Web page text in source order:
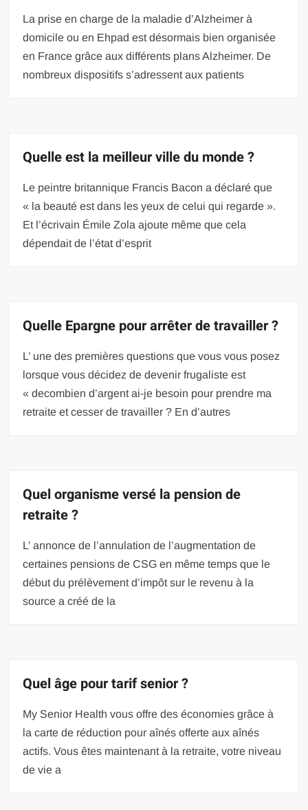
La prise en charge de la maladie d’Alzheimer à
domicile ou en Ehpad est désormais bien organisée
en France grâce aux différents plans Alzheimer. De
nombreux dispositifs s’adressent aux patients
Quelle est la meilleur ville du monde ?
Le peintre britannique Francis Bacon a déclaré que
« la beauté est dans les yeux de celui qui regarde ».
Et l’écrivain Émile Zola ajoute même que cela
dépendait de l’état d’esprit
Quelle Epargne pour arrêter de travailler ?
L’ une des premières questions que vous vous posez
lorsque vous décidez de devenir frugaliste est
« decombien d’argent ai-je besoin pour prendre ma
retraite et cesser de travailler ? En d’autres
Quel organisme versé la pension de
retraite ?
L’ annonce de l’annulation de l’augmentation de
certaines pensions de CSG en même temps que le
début du prélèvement d’impôt sur le revenu à la
source a créé de la
Quel âge pour tarif senior ?
My Senior Health vous offre des économies grâce à
la carte de réduction pour aînés offerte aux aînés
actifs. Vous êtes maintenant à la retraite, votre niveau
de vie a